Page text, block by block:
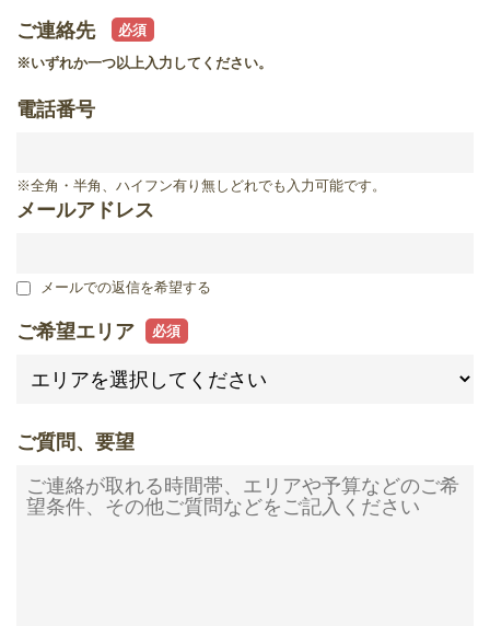
滋賀県
奈良県
兵庫県
滋賀県
ご連絡先
※いずれか一つ以上入力してください。
電話番号
※全角・半角、ハイフン有り無しどれでも入力可能です。
メールアドレス
メールでの返信を希望する
ご希望エリア
ご質問、要望